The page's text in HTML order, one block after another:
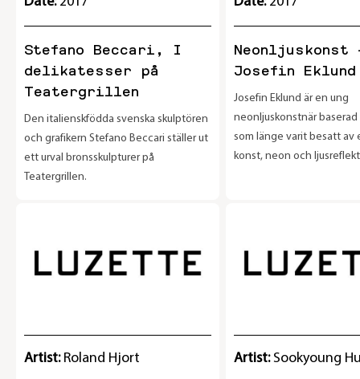
Stefano Beccari, I
delikatesser på
Teatergrillen
Den italienskfödda svenska skulptören
och grafikern Stefano Beccari ställer ut
ett urval bronsskulpturer på
Teatergrillen.
Neonljuskonst
Josefin Eklund
Josefin Eklund är en ung
neonljuskonstnär
som länge varit besatt av
konst, neon och
Artist: Roland Hjort
Artist: Sookyoung